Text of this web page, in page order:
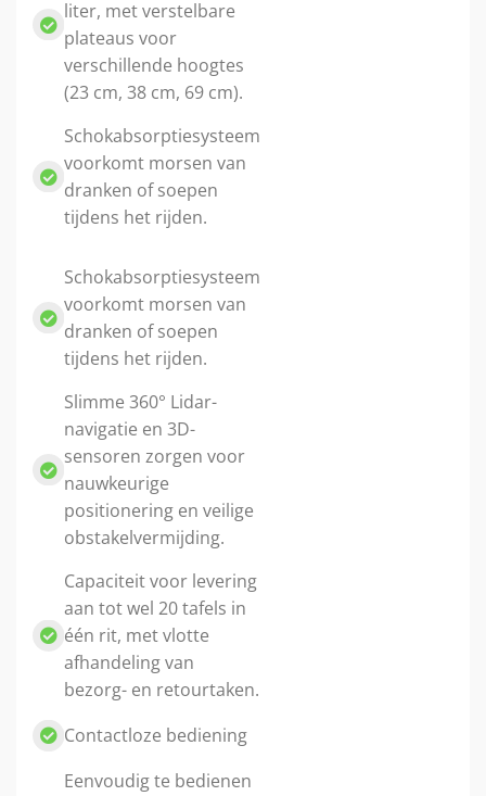
liter, met verstelbare
plateaus voor
verschillende hoogtes
(23 cm, 38 cm, 69 cm).
Schokabsorptiesysteem
voorkomt morsen van
dranken of soepen
tijdens het rijden.
Schokabsorptiesysteem
voorkomt morsen van
dranken of soepen
tijdens het rijden.
Slimme 360° Lidar-
navigatie en 3D-
sensoren zorgen voor
nauwkeurige
positionering en veilige
obstakelvermijding.
Capaciteit voor levering
aan tot wel 20 tafels in
één rit, met vlotte
afhandeling van
bezorg- en retourtaken.
Contactloze bediening
Eenvoudig te bedienen